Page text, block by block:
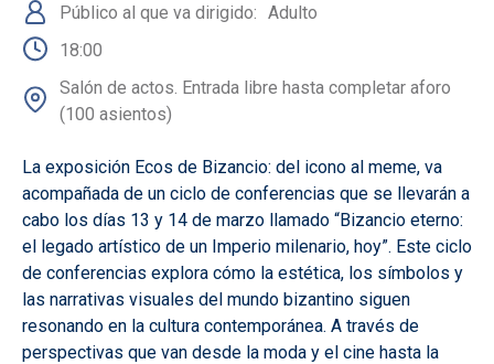
Público al que va dirigido
Adulto
18:00
Salón de actos. Entrada libre hasta completar aforo
(100 asientos)
La exposición Ecos de Bizancio: del icono al meme, va
acompañada de un ciclo de conferencias que se llevarán a
cabo los días 13 y 14 de marzo llamado “Bizancio eterno:
el legado artístico de un Imperio milenario, hoy”. Este ciclo
de conferencias explora cómo la estética, los símbolos y
las narrativas visuales del mundo bizantino siguen
resonando en la cultura contemporánea. A través de
perspectivas que van desde la moda y el cine hasta la